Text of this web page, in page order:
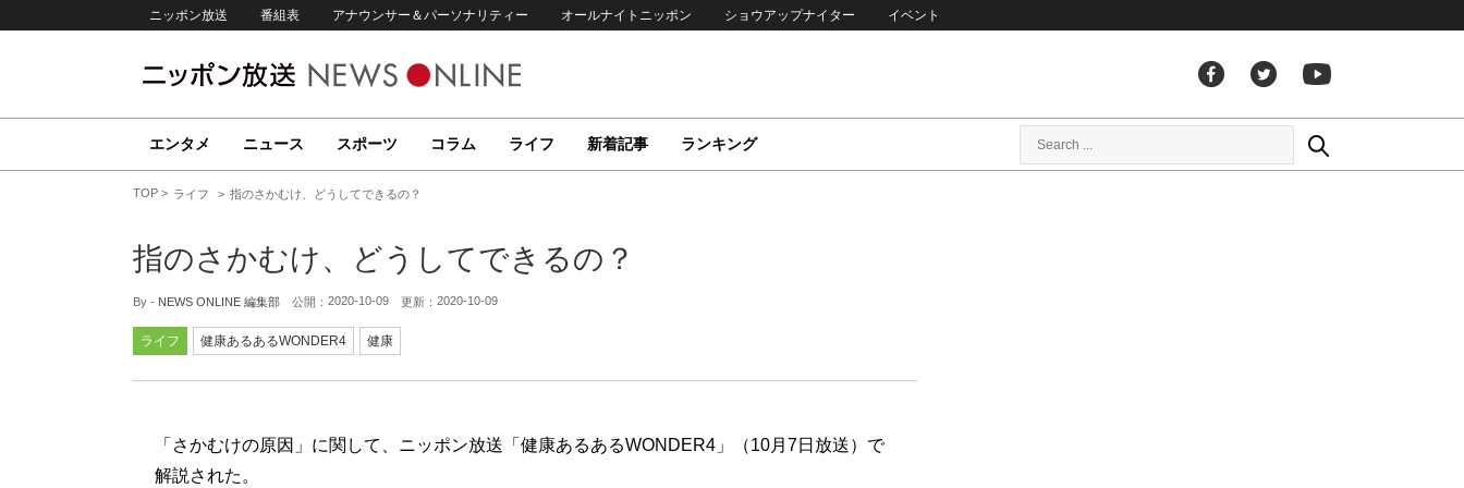
ニッポン放送 番組表 アナウンサー＆パーソナリティー オールナイトニッポン ショウアップナイター イベント
エンタメ ニュース スポーツ コラム ライフ 新着記事 ランキング
TOP ライフ 指のさかむけ、どうしてできるの？
指のさかむけ、どうしてできるの？
By - NEWS ONLINE 編集部 公開： 2020-10-09 更新： 2020-10-09
ライフ 健康あるあるWONDER4 健康
「さかむけの原因」に関して、ニッポン放送「健康あるあるWONDER4」（10月7日放送）で
解説された。